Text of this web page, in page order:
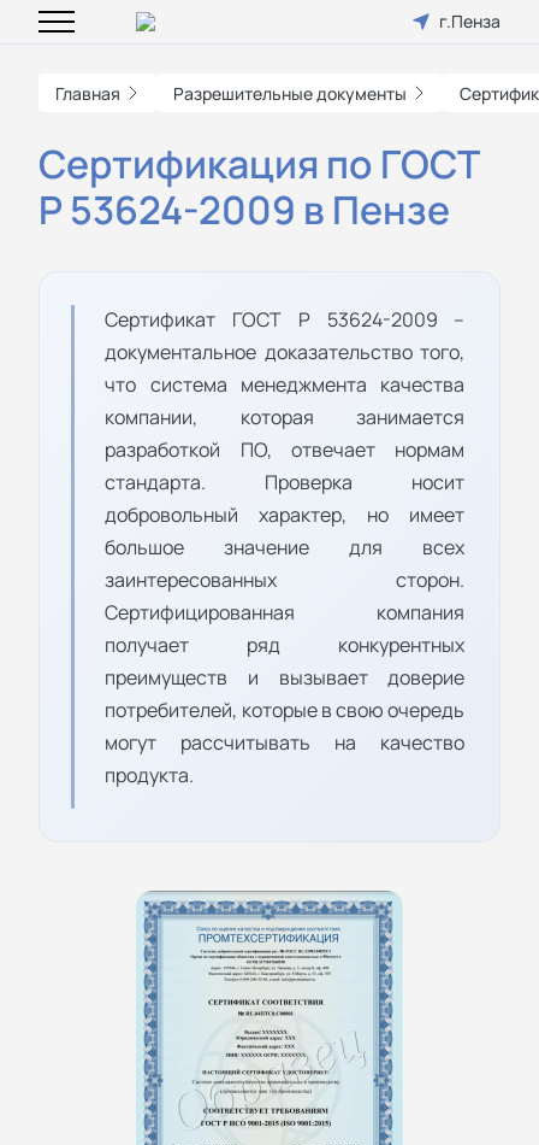
г.Пенза
Главная Разрешительные документы
Сертификация по ГОСТ
Р 53624-2009 в Пензе
Сертификат ГОСТ Р 53624-2009 –
документальное доказательство того,
что система менеджмента качества
компании, которая занимается
разработкой ПО, отвечает нормам
стандарта. Проверка носит
добровольный характер, но имеет
большое значение для всех
заинтересованных сторон.
Сертифицированная компания
получает ряд конкурентных
преимуществ и вызывает доверие
потребителей, которые в свою очередь
могут рассчитывать на качество
продукта.